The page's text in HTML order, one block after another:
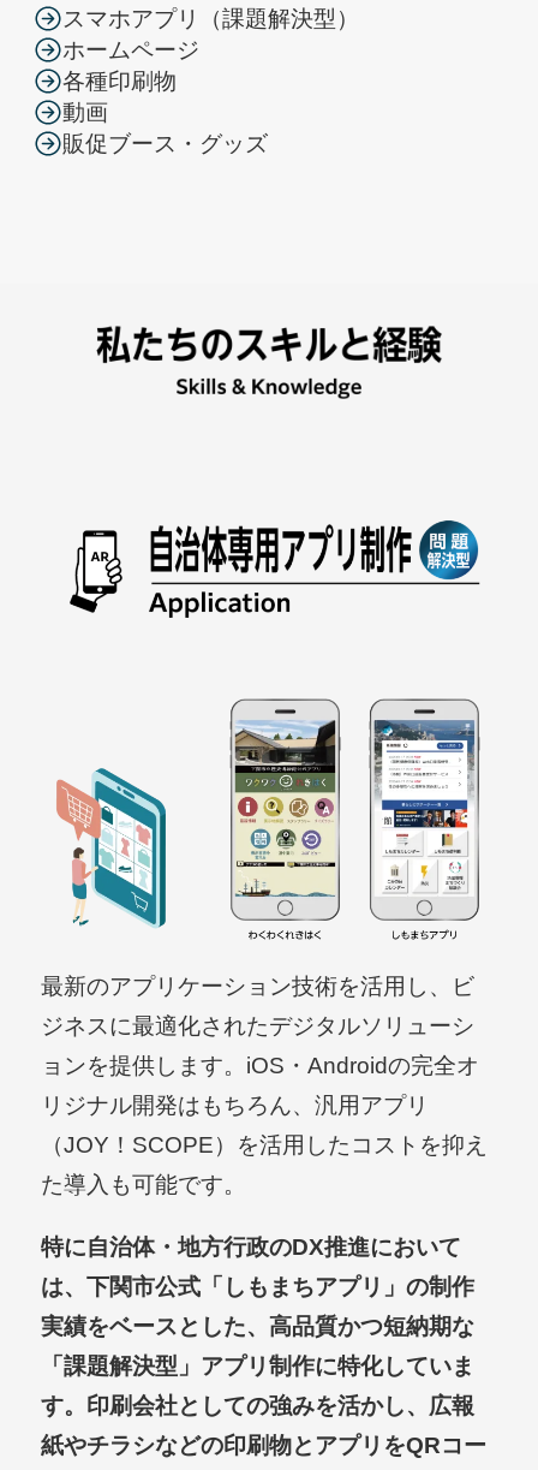
スマホアプリ（課題解決型）
ホームページ
各種印刷物
動画
販促ブース・グッズ
最新のアプリケーション技術を活用し、ビ
ジネスに最適化されたデジタルソリューシ
ョンを提供します。iOS・Androidの完全オ
リジナル開発はもちろん、汎用アプリ
（JOY！SCOPE）を活用したコストを抑え
た導入も可能です。
特に自治体・地方行政のDX推進において
は、下関市公式「しもまちアプリ」の制作
実績をベースとした、高品質かつ短納期な
「課題解決型」アプリ制作に特化していま
す。印刷会社としての強みを活かし、広報
紙やチラシなどの印刷物とアプリをQRコー